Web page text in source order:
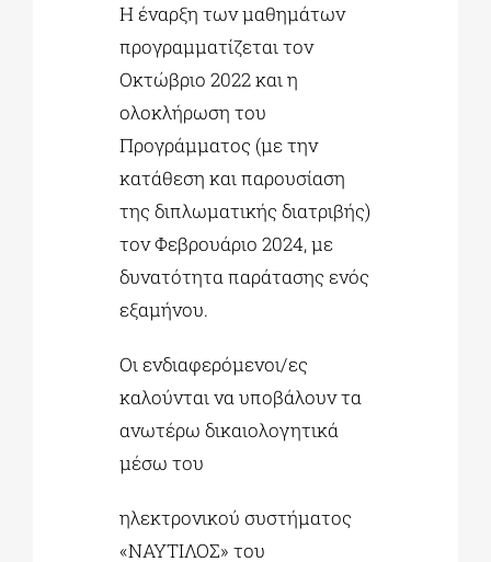
Η έναρξη των μαθημάτων
προγραμματίζεται τον
Οκτώβριο 2022 και η
ολοκλήρωση του
Προγράμματος (με την
κατάθεση και παρουσίαση
της διπλωματικής διατριβής)
τον Φεβρουάριο 2024, με
δυνατότητα παράτασης ενός
εξαμήνου.
Οι ενδιαφερόμενοι/ες
καλούνται να υποβάλουν τα
ανωτέρω δικαιολογητικά
μέσω του
ηλεκτρονικού συστήματος
«ΝΑΥΤΙΛΟΣ» του